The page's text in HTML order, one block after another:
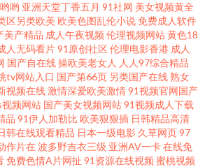
频影院 国产情色在线一区二区 日韩福利网 91夫
文骚 先锋音影 91在线青娱乐 九一干逼视频 天堂
源部 91免费进 日日插夜夜撸 色导航免费在线视
爱 亚洲首页福利一区二区 1024国产在线看片 一
免费观看 欧美网站 1024在线国产在线 www96
哟 亚洲天堂丁香五月 91社网 美女视频黄全
区另类欧美 欧美色图乱伦小说免费成人软件
美产精品 成人午夜视频 伦理视频网站黄色18
人无码看片91原创社区伦理电影香港 成人
国产自在线操欧美老女人 人人97综合精品
tv网站入口 国产第66页 另类国产在线熟女
视频在线激情深爱欧美激情91视频官网国产
频网站 国产美女视频网站91视频成人下载
品 91伊人加勒比 欧美狠狠插 日韩精品高清
韩在线观看精品 日本一级电影 久草网页97
作片在波多野吉衣三级 亚洲AV一卡在线免
免费色情A片网扯 91资源在线视频 蜜桃视频